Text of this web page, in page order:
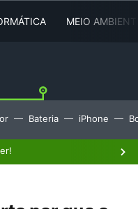
MEIO
Bateria iPhone